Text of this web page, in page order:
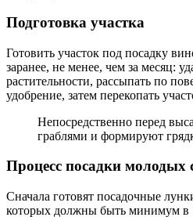
Подготовка участка
Готовить участок под посадку
заранее, не менее, чем за месяц:
растительности, рассыпать по
удобрение, затем перекопать
Непосредственно перед
граблями и формируют
Процесс посадки молодых
Сначала готовят посадочные
которых должны быть минимум в